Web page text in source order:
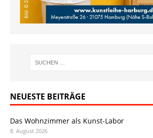
NEUESTE BEITRÄGE
Das Wohnzimmer als Kunst-Labor
8. August 2026